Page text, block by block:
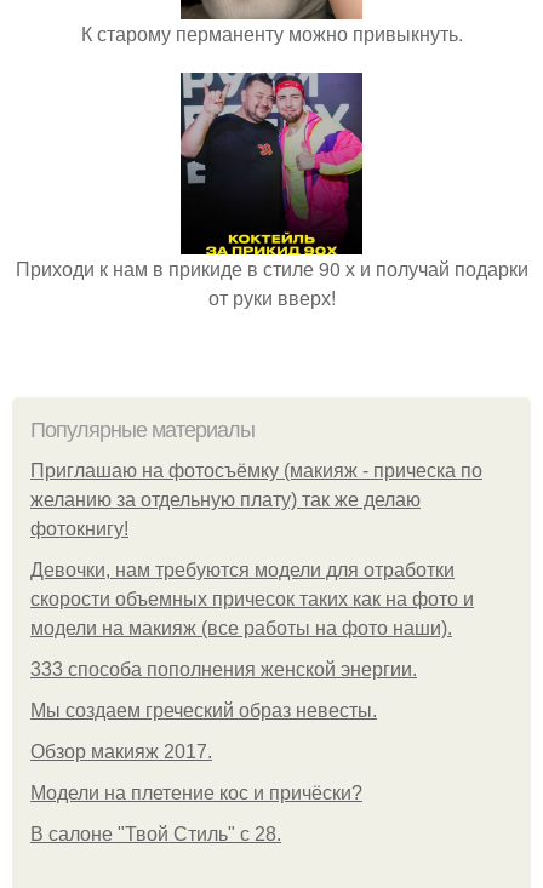
К старому перманенту можно привыкнуть.
Приходи к нам в прикиде в стиле 90 х и получай подарки
от руки вверх!
Популярные материалы
Приглашаю на фотосъёмку (макияж - прическа по
желанию за отдельную плату) так же делаю
фотокнигу!
Девочки, нам требуются модели для отработки
скорости объемных причесок таких как на фото и
модели на макияж (все работы на фото наши).
333 способа пополнения женской энергии.
Мы создаем греческий образ невесты.
Обзор макияж 2017.
Модели на плетение кос и причёски?
В салоне "Твой Стиль" с 28.